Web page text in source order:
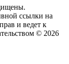
ссылки на
и ведет к
© 2026